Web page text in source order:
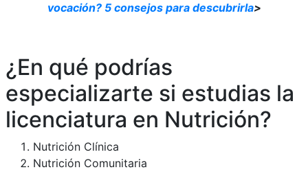
vocación? 5 consejos para descubrirla>
¿En qué podrías
especializarte si estudias la
licenciatura en Nutrición?
Nutrición Clínica
Nutrición Comunitaria